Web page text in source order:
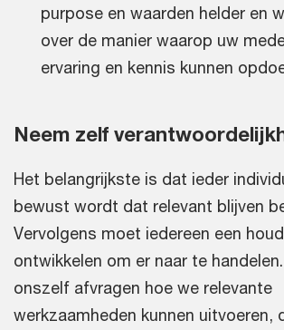
purpose en waarden helder en
over de manier waarop uw
ervaring en kennis kunnen
Neem zelf
Het belangrijkste is dat ieder
bewust wordt dat relevant blijven
Vervolgens moet iedereen een
ontwikkelen om er naar te
onszelf afvragen hoe we relevante
werkzaamheden kunnen uitvoeren,